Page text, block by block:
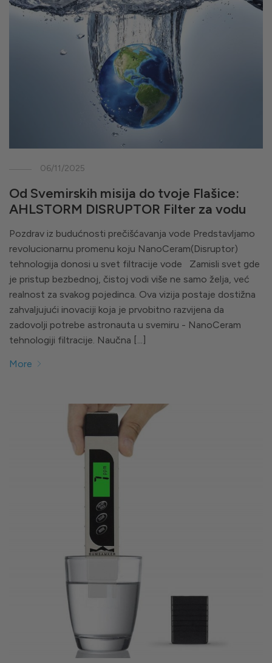
06/11/2025
Od Svemirskih misija do tvoje Flašice:
AHLSTORM DISRUPTOR Filter za vodu
Pozdrav iz budućnosti prečišćavanja vode Predstavljamo
revolucionarnu promenu koju NanoCeram(Disruptor)
tehnologija donosi u svet filtracije vode Zamisli svet gde
je pristup bezbednoj, čistoj vodi više ne samo želja, već
realnost za svakog pojedinca. Ova vizija postaje dostižna
zahvaljujući inovaciji koja je prvobitno razvijena da
zadovolji potrebe astronauta u svemiru - NanoCeram
tehnologiji filtracije. Naučna [...]
More